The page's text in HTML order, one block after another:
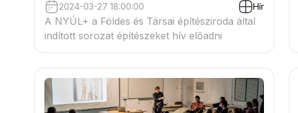
2024-03-27 18:00:00 Hír
A NYÚL+ a Földes és Társai építésziroda által
indított sorozat építészeket hív előadni